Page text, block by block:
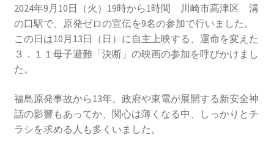
2013.3.10 第２回原発ゼロへのカウントダウンinかわ
さき 集会
2014.3.16 第３回原発ゼロへのカウントダウンinかわ
2014.10.13 「今こそ９条inかわさき」大集会 第二分
科会【原発は人権問題だ】 福島からの発言
2024年9月10日（火）19時から1時間 川崎市高津区 溝
の口駅で、原発ゼロの宣伝を9名の参加で行いました。
この日は10月13日（日）に自主上映する、運命を変えた
３．１１母子避難「決断」の映画の参加を呼びかけまし
た。
福島原発事故から13年。政府や東電が展開する新安全神
話の影響もあってか、関心は薄くなる中、しっかりとチ
ラシを求める人も多くいました。